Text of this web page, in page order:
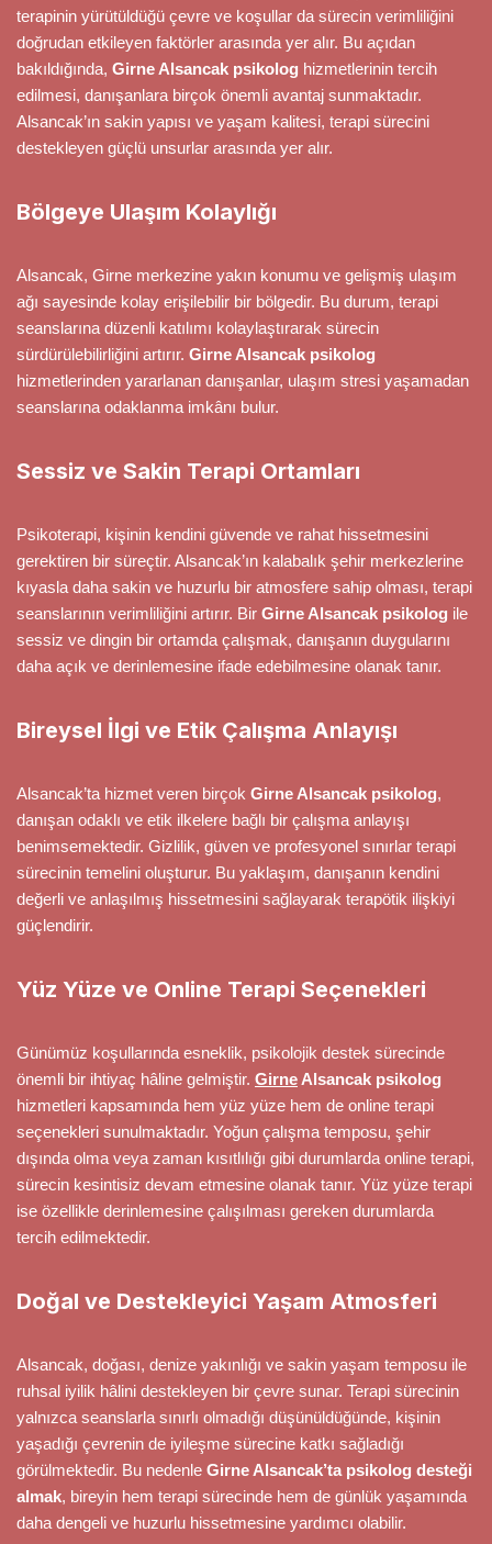
terapinin yürütüldüğü çevre ve koşullar da sürecin verimliliğini
doğrudan etkileyen faktörler arasında yer alır. Bu açıdan
bakıldığında, Girne Alsancak psikolog hizmetlerinin tercih
edilmesi, danışanlara birçok önemli avantaj sunmaktadır.
Alsancak’ın sakin yapısı ve yaşam kalitesi, terapi sürecini
destekleyen güçlü unsurlar arasında yer alır.
Bölgeye Ulaşım Kolaylığı
Alsancak, Girne merkezine yakın konumu ve gelişmiş ulaşım
ağı sayesinde kolay erişilebilir bir bölgedir. Bu durum, terapi
seanslarına düzenli katılımı kolaylaştırarak sürecin
sürdürülebilirliğini artırır. Girne Alsancak psikolog
hizmetlerinden yararlanan danışanlar, ulaşım stresi yaşamadan
seanslarına odaklanma imkânı bulur.
Sessiz ve Sakin Terapi Ortamları
Psikoterapi, kişinin kendini güvende ve rahat hissetmesini
gerektiren bir süreçtir. Alsancak’ın kalabalık şehir merkezlerine
kıyasla daha sakin ve huzurlu bir atmosfere sahip olması, terapi
seanslarının verimliliğini artırır. Bir Girne Alsancak psikolog ile
sessiz ve dingin bir ortamda çalışmak, danışanın duygularını
daha açık ve derinlemesine ifade edebilmesine olanak tanır.
Bireysel İlgi ve Etik Çalışma Anlayışı
Alsancak’ta hizmet veren birçok Girne Alsancak psikolog,
danışan odaklı ve etik ilkelere bağlı bir çalışma anlayışı
benimsemektedir. Gizlilik, güven ve profesyonel sınırlar terapi
sürecinin temelini oluşturur. Bu yaklaşım, danışanın kendini
değerli ve anlaşılmış hissetmesini sağlayarak terapötik ilişkiyi
güçlendirir.
Yüz Yüze ve Online Terapi Seçenekleri
Günümüz koşullarında esneklik, psikolojik destek sürecinde
önemli bir ihtiyaç hâline gelmiştir. Girne Alsancak psikolog
hizmetleri kapsamında hem yüz yüze hem de online terapi
seçenekleri sunulmaktadır. Yoğun çalışma temposu, şehir
dışında olma veya zaman kısıtlılığı gibi durumlarda online terapi,
sürecin kesintisiz devam etmesine olanak tanır. Yüz yüze terapi
ise özellikle derinlemesine çalışılması gereken durumlarda
tercih edilmektedir.
Doğal ve Destekleyici Yaşam Atmosferi
Alsancak, doğası, denize yakınlığı ve sakin yaşam temposu ile
ruhsal iyilik hâlini destekleyen bir çevre sunar. Terapi sürecinin
yalnızca seanslarla sınırlı olmadığı düşünüldüğünde, kişinin
yaşadığı çevrenin de iyileşme sürecine katkı sağladığı
görülmektedir. Bu nedenle Girne Alsancak’ta psikolog desteği
almak, bireyin hem terapi sürecinde hem de günlük yaşamında
daha dengeli ve huzurlu hissetmesine yardımcı olabilir.